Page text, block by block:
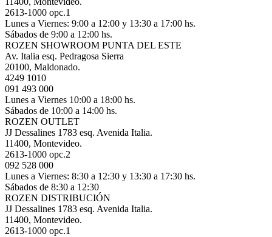
2613-1000 opc.1
Lunes a Viernes: 9:00 a 12:00 y 13:30 a 17:00 hs.
Sábados de 9:00 a 12:00 hs.
ROZEN SHOWROOM PUNTA DEL ESTE
Av. Italia esq. Pedragosa Sierra
20100, Maldonado.
4249 1010
091 493 000
Lunes a Viernes 10:00 a 18:00 hs.
Sábados de 10:00 a 14:00 hs.
ROZEN OUTLET
JJ Dessalines 1783 esq. Avenida Italia.
11400, Montevideo.
2613-1000 opc.2
092 528 000
Lunes a Viernes: 8:30 a 12:30 y 13:30 a 17:30 hs.
Sábados de 8:30 a 12:30
ROZEN DISTRIBUCIÓN
JJ Dessalines 1783 esq. Avenida Italia.
11400, Montevideo.
2613-1000 opc.1